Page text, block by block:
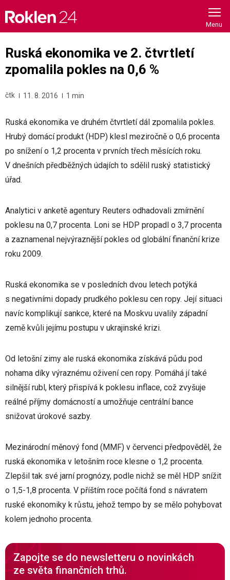
content
Ruská ekonomika ve 2. čtvrtletí
zpomalila pokles na 0,6 %
čtk 11. 8. 2016 1 min
Ruská ekonomika ve druhém čtvrtletí dál zpomalila pokles.
Hrubý domácí produkt (HDP) klesl meziročně o 0,6 procenta
po snížení o 1,2 procenta v prvních třech měsících roku.
V dnešních předběžných údajích to sdělil ruský statistický
úřad.
Analytici v anketě agentury Reuters odhadovali zmírnění
poklesu na 0,7 procenta. Loni se HDP propadl o 3,7 procenta
a zaznamenal nejvýraznější pokles od globální finanční krize
roku 2009.
Ruská ekonomika se v posledních dvou letech potýká
s negativními dopady prudkého poklesu cen ropy. Její situaci
navíc komplikují sankce, které na Moskvu uvalily západní
země kvůli jejímu postupu v ukrajinské krizi.
Od letošní zimy ale ruská ekonomika získává půdu pod
nohama díky výraznému oživení cen ropy. Pomáhá jí také
silnější rubl, který přispívá k poklesu inflace, což zvyšuje
reálné příjmy domácností a umožňuje centrální bance
snižovat úrokové sazby.
Mezinárodní měnový fond (MMF) v červenci předpověděl, že
ruská ekonomika v letošním roce klesne o 1,2 procenta.
Zlepšil tak své jarní prognózy, podle nichž se měl HDP snížit
o 1,5-1,8 procenta. V příštím roce počítá fond s návratem
ruské ekonomiky k růstu, jehož tempo by se mělo pohybovat
kolem jednoho procenta.
Zapojte se do newsletteru o novinkách
ze světa finančních trhů.